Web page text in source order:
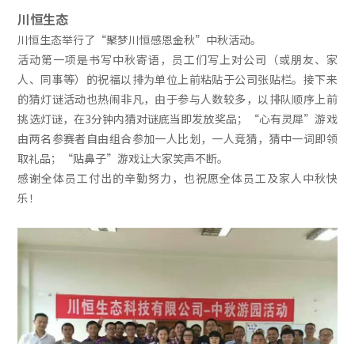
川恒生态
川恒生态举行了“聚梦川恒感恩金秋”中秋活动。
活动第一项是书写中秋寄语，员工们写上对公司（或朋友、家
人、同事等）的祝福以排为单位上前粘贴于公司张贴栏。接下来
的猜灯谜活动也热闹非凡，由于参与人数较多，以排队顺序上前
挑选灯谜，在3分钟内猜对谜底当即发放奖品；“心有灵犀”游戏
由两名参赛者自由组合参加一人比划，一人竞猜，猜中一词即领
取礼品；“贴鼻子”游戏让大家笑声不断。
感谢全体员工付出的辛勤努力，也祝愿全体员工及家人中秋快
乐！